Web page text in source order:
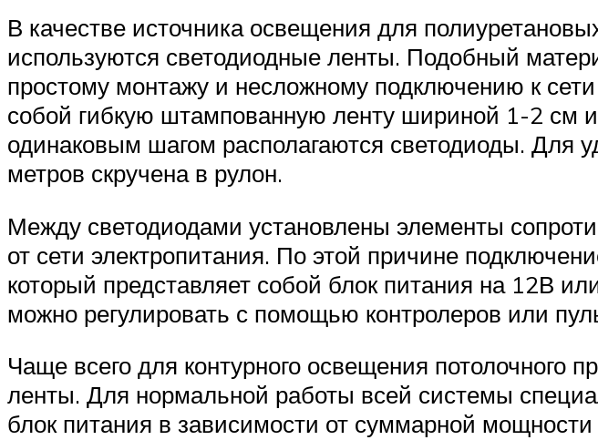
В качестве источника освещения для
используются светодиодные ленты. Подобный
простому монтажу и несложному подключению к
собой гибкую штампованную ленту шириной 1-2 см
одинаковым шагом располагаются светодиоды. Для
метров скручена в рулон.
Между светодиодами установлены элементы
от сети электропитания. По этой причине
который представляет собой блок питания на 12В
можно регулировать с помощью контролеров или
Чаще всего для контурного освещения потолочного
ленты. Для нормальной работы всей системы
блок питания в зависимости от суммарной мощности